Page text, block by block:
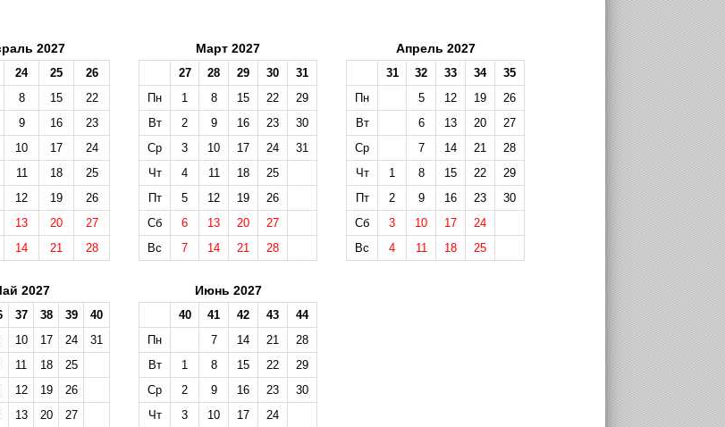
2027
24 25
26
8 15
22
9 16
23
10 17
24
11 18
25
12 19
26
13 20
27
14 21 28
Март 2027
27 28 29 30
31
Пн
1 8 15 22
29
Вт
2 9 16 23
30
Ср
3 10 17 24
31
Чт
4 11 18
25
Пт
5 12 19
26
Сб
6 13 20
27
Вс
7 14 21 28
Апрель 2027
31 32 33 34
35
Пн
5 12 19
26
Вт
6 13 20
27
Ср
7 14 21
28
Чт
1 8 15 22
29
Пт
2 9 16 23
30
Сб
3 10 17
24
Вс
4 11 18 25
2027
37 38 39
40
10 17 24
31
11 18
25
12 19
26
13 20 27
Июнь 2027
40 41 42 43
44
Пн
7 14 21
28
Вт
1 8 15 22
29
Ср
2 9 16 23
30
Чт
3 10 17 24